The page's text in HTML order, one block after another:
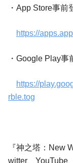
・App Store事前
https://
・Google Play事
https://
rble.tog
『神之塔：New
witter、YouTube